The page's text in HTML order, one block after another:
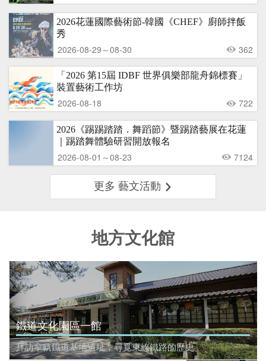
2026花蓮國際藝術節-韓國《CHEF》廚師拌飯
秀
2026-08-29～08-30 362
「2026 第15屆 IDBF 世界俱樂部龍舟錦標賽」
裝置藝術工作坊
2026-08-18 722
2026《踢踢踏踏．舞蹈節》暨踢踏藝展在花蓮
｜踢踏舞體驗研習開放報名
2026-08-01～08-23 7124
更多 藝文活動
地方文化館
鐵道文化園區一館
拜訪窄軌鐵道基地遺址，尋覓東線鐵路的歷史